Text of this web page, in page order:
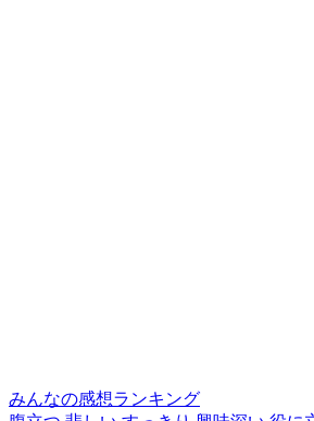
みんなの感想ランキング